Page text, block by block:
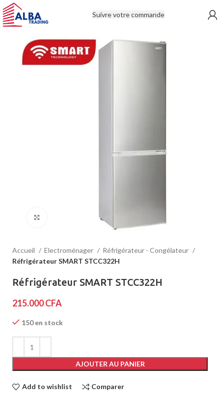
Suivre votre commande
Accueil Electroménager
Réfrigérateur - Congélateur
Réfrigérateur SMART STCC322H
Réfrigérateur SMART STCC322H
215.000CFA
150 en stock
AJOUTER AU PANIER
Add to wishlist Comparer